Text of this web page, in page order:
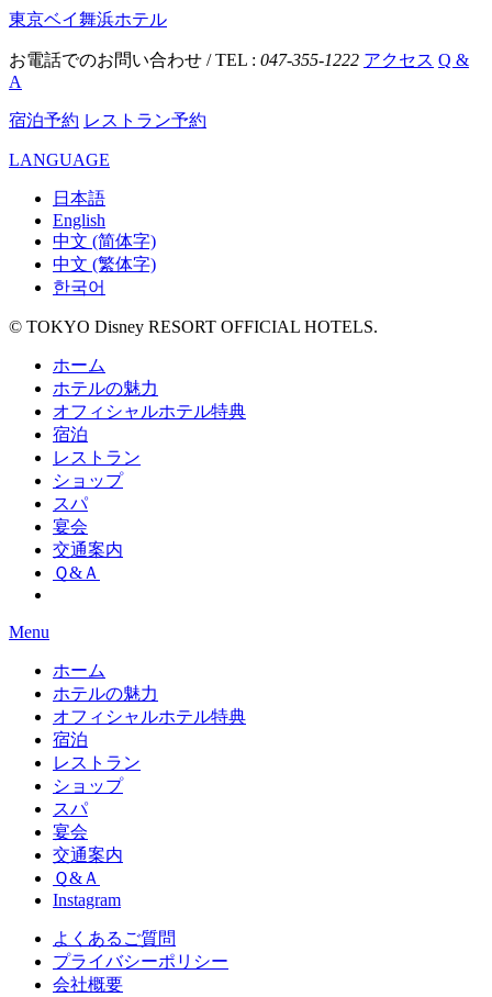
東京ベイ舞浜ホテル
お電話でのお問い合わせ / TEL : 047-355-1222 アクセス Q &
A
宿泊予約 レストラン予約
LANGUAGE
日本語
English
中文 (简体字)
中文 (繁体字)
한국어
© TOKYO Disney RESORT OFFICIAL HOTELS.
ホーム
ホテルの魅力
オフィシャルホテル特典
宿泊
レストラン
ショップ
スパ
宴会
交通案内
Ｑ&Ａ
Menu
ホーム
ホテルの魅力
オフィシャルホテル特典
宿泊
レストラン
ショップ
スパ
宴会
交通案内
Ｑ&Ａ
Instagram
よくあるご質問
プライバシーポリシー
会社概要